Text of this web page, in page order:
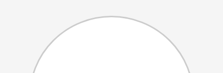
Cantares das Janeiras
Carnaval
Dia da Amizade
Dia da Mulher